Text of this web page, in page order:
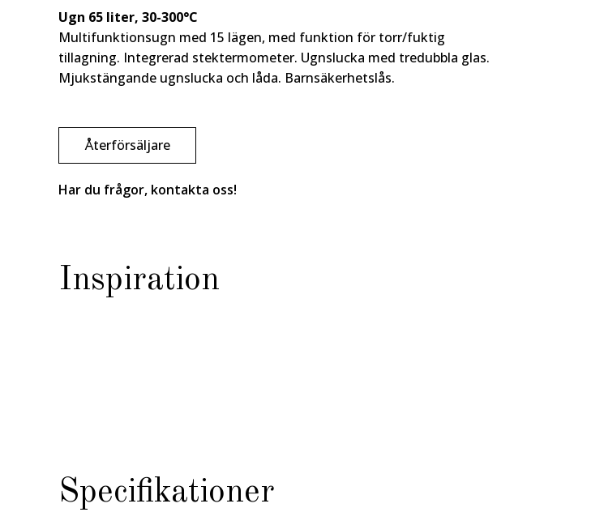
Ugn 65 liter, 30-300°C
Multifunktionsugn med 15 lägen, med funktion för torr/fuktig
tillagning. Integrerad stektermometer. Ugnslucka med tredubbla glas.
Mjukstängande ugnslucka och låda. Barnsäkerhetslås.
Återförsäljare
Har du frågor, kontakta oss!
Inspiration
Specifikationer